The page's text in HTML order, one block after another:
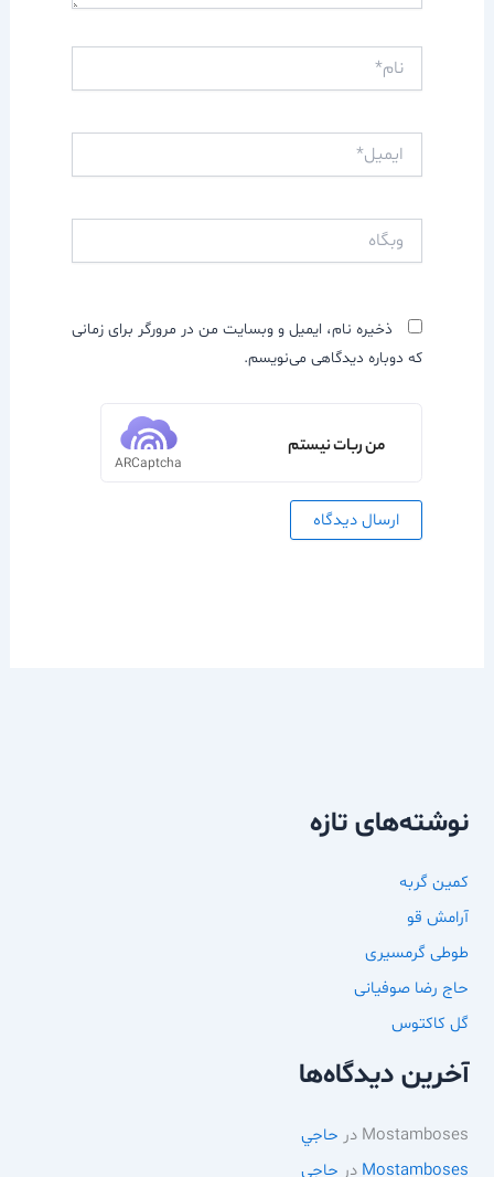
ذخیره نام، ایمیل و وبسایت من در مرورگر برای زمانی
که دوباره دیدگاهی می‌نویسم.
من ربات نیستم
ARCaptcha
نوشته‌های تازه
کمین گربه
آرامش قو
طوطی گرمسیری
حاج رضا صوفیانی
گل کاکتوس
آخرین دیدگاه‌ها
Mostamboses در حاجي
Mostamboses در حاجي